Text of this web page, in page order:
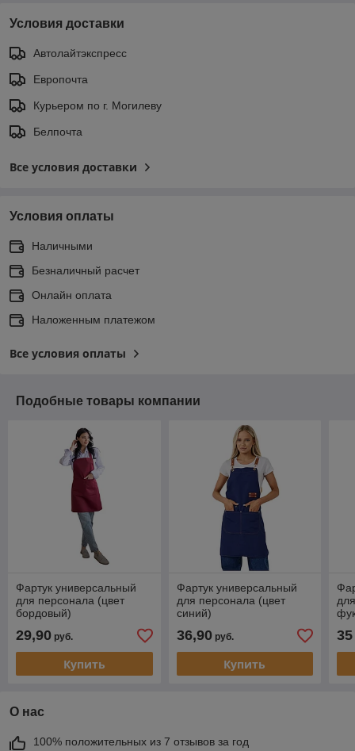
Условия доставки
Автолайтэкспресс
Европочта
Курьером по г. Могилеву
Белпочта
Все условия доставки
Условия оплаты
Наличными
Безналичный расчет
Онлайн оплата
Наложенным платежом
Все условия оплаты
Подобные товары компании
Фартук универсальный
для персонала (цвет
бордовый)
29,90 руб.
Купить
Фартук универсальный
для персонала (цвет
синий)
36,90руб.
Купить
35
О нас
100% положительных из 7 отзывов за год